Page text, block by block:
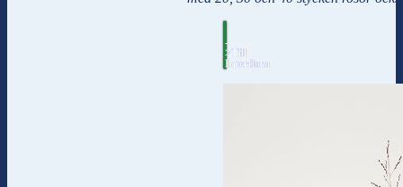
-
>Till
Interflora